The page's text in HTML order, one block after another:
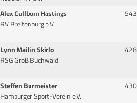
Alex Cullbom Hastings
RV Breitenburg e.V.
543
Lynn Mailin Skirlo
RSG Groß Buchwald
428
Steffen Burmeister
Hamburger Sport-Verein e.V.
430